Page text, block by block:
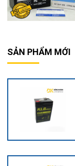
SẢN PHẨM MỚI